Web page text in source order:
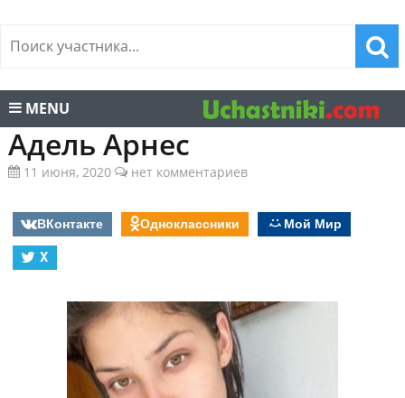
MENU
Адель Арнес
11 июня, 2020 нет комментариев
ВКонтакте Одноклассники
Мой Мир
X